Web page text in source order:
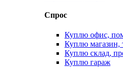
Спрос
Куплю офис,
Куплю магазин,
Куплю склад,
Куплю гараж